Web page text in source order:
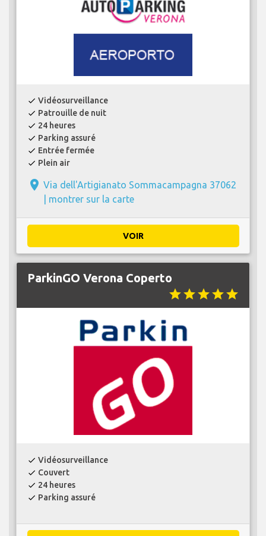
check Vidéosurveillance
check Patrouille de nuit
check 24 heures
check Parking assuré
check Entrée fermée
check Plein air
place Via dell'Artigianato Sommacampagna 37062
montrer sur la carte
VOIR
ParkinGO Verona Coperto
starstarstarstarstar
check Vidéosurveillance
check Couvert
check 24 heures
check Parking assuré